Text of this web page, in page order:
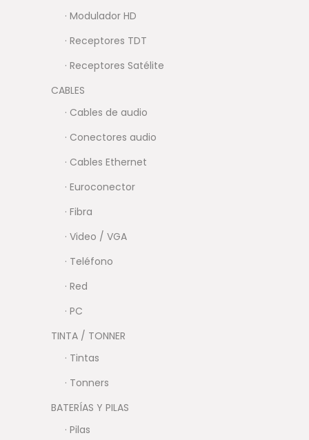
· Modulador HD
· Receptores TDT
· Receptores Satélite
CABLES
· Cables de audio
· Conectores audio
· Cables Ethernet
· Euroconector
· Fibra
· Video / VGA
· Teléfono
· Red
· PC
TINTA / TONNER
· Tintas
· Tonners
BATERÍAS Y PILAS
· Pilas